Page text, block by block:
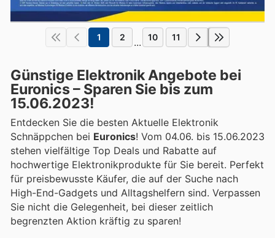
1 2 ... 10 11
Günstige Elektronik Angebote bei
Euronics – Sparen Sie bis zum
15.06.2023!
Entdecken Sie die besten Aktuelle Elektronik
Schnäppchen bei Euronics! Vom 04.06. bis 15.06.2023
stehen vielfältige Top Deals und Rabatte auf
hochwertige Elektronikprodukte für Sie bereit. Perfekt
für preisbewusste Käufer, die auf der Suche nach
High-End-Gadgets und Alltagshelfern sind. Verpassen
Sie nicht die Gelegenheit, bei dieser zeitlich
begrenzten Aktion kräftig zu sparen!